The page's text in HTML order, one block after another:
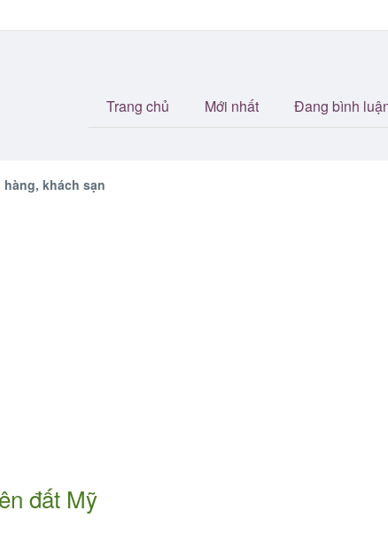
Trang chủ Mới nhất Đang bình
hàng, khách sạn
đất Mỹ